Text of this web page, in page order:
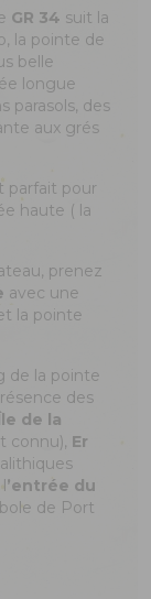
GR 34 suit la
la pointe de
belle
longue
parasols, des
aux grés
parfait pour
haute ( la
prenez
avec une
la pointe
de la pointe
des
de la
connu), Er
’entrée du
de Port